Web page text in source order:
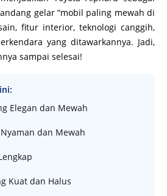
gelar “mobil paling mewah di
fitur interior, teknologi canggih,
yang ditawarkannya. Jadi,
sampai selesai!
Elegan dan Mewah
dan Mewah
Kuat dan Halus